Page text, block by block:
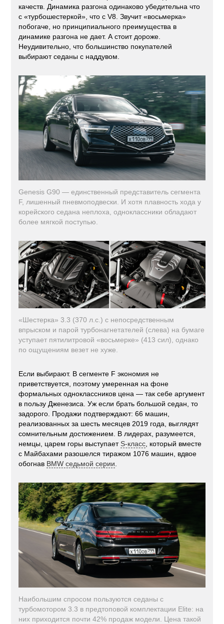
качеств. Динамика разгона одинаково убедительна что
с «турбошестеркой», что с V8. Звучит «восьмерка»
побогаче, но принципиального преимущества в
динамике разгона не дает. А стоит дороже.
Неудивительно, что большинство покупателей
выбирают седаны с наддувом.
Genesis G90 — единственный представитель сегмента
F, лишенный пневмоподвески. И хотя плавность хода у
корейского седана неплоха, одноклассники обладают
более мягкой поступью.
«Шестерка» 3.3 (370 л.с.) с непосредственным
впрыском и парой турбонагнетателей (слева) на бумаге
уступает пятилитровой «восьмерке» (413 сил), однако
по ощущениям везет не хуже.
Если выбирают. В сегменте F экономия не
приветствуется, поэтому умеренная на фоне
формальных одноклассников цена — так себе аргумент
в пользу Дженезиса. Уж если брать большой седан, то
задорого. Продажи подтверждают: 66 машин,
реализованных за шесть месяцев 2019 года, выглядят
сомнительным достижением. В лидерах, разумеется,
немцы, царем горы выступает S-класс , который вместе
с Майбахами разошелся тиражом 1076 машин, вдвое
обогнав BMW седьмой серии
Наибольшим спросом пользуются седаны с
турбомотором 3.3 в предтоповой комплектации Elite: на
них приходится почти 42% продаж модели. Цена такой